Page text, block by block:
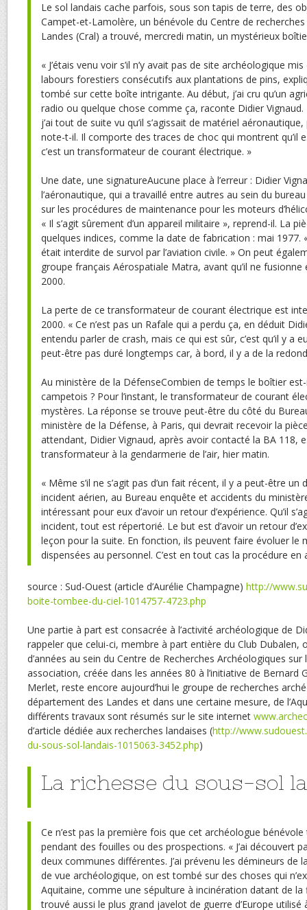
Le sol landais cache parfois, sous son tapis de terre, des
Campet-et-Lamolère, un bénévole du Centre de
Landes (Cral) a trouvé, mercredi matin, un mystérieux
« J’étais venu voir s’il n’y avait pas de site archéologique
labours forestiers consécutifs aux plantations de pins,
tombé sur cette boîte intrigante. Au début, j’ai cru qu’un
radio ou quelque chose comme ça, raconte Didier
j’ai tout de suite vu qu’il s’agissait de matériel
note-t-il. Il comporte des traces de choc qui montrent qu’il
c’est un transformateur de courant électrique. »
Une date, une signatureAucune place à l’erreur : Didier
l’aéronautique, qui a travaillé entre autres au sein du
sur les procédures de maintenance pour les moteurs
« Il s’agit sûrement d’un appareil militaire », reprend-il. La
quelques indices, comme la date de fabrication : mai 1977.
était interdite de survol par l’aviation civile. » On peut
groupe français Aérospatiale Matra, avant qu’il ne fusionne
2000.
La perte de ce transformateur de courant électrique est
2000. « Ce n’est pas un Rafale qui a perdu ça, en déduit
entendu parler de crash, mais ce qui est sûr, c’est qu’il y a
peut-être pas duré longtemps car, à bord, il y a de la
Au ministère de la DéfenseCombien de temps le boîtier
campetois ? Pour l’instant, le transformateur de courant
mystères. La réponse se trouve peut-être du côté du
ministère de la Défense, à Paris, qui devrait recevoir la
attendant, Didier Vignaud, après avoir contacté la BA 118,
transformateur à la gendarmerie de l’air, hier matin.
« Même s’il ne s’agit pas d’un fait récent, il y a peut-être
incident aérien, au Bureau enquête et accidents du
intéressant pour eux d’avoir un retour d’expérience. Qu’il
incident, tout est répertorié. Le but est d’avoir un retour
leçon pour la suite. En fonction, ils peuvent faire évoluer le
dispensées au personnel. C’est en tout cas la procédure en
source : Sud-Ouest (article d’Aurélie Champagne) http://
boite-tombee-du-ciel-1014757-4723.php
Une partie à part est consacrée à l’activité archéologique de
rappeler que celui-ci, membre à part entière du Club Dubalen,
d’années au sein du Centre de Recherches Archéologiques sur
association, créée dans les années 80 à l’initiative de Bernard
Merlet, reste encore aujourd’hui le groupe de recherches
département des Landes et dans une certaine mesure, de
différents travaux sont résumés sur le site internet
d’article dédiée aux recherches landaises (http://
du-sous-sol-landais-1015063-3452.php)
La richesse du sous-sol
Ce n’est pas la première fois que cet archéologue
pendant des fouilles ou des prospections. « J’ai découvert
deux communes différentes. J’ai prévenu les démineurs de
de vue archéologique, on est tombé sur des choses qui
Aquitaine, comme une sépulture à incinération datant de la
trouvé aussi le plus grand javelot de guerre d’Europe utilisé